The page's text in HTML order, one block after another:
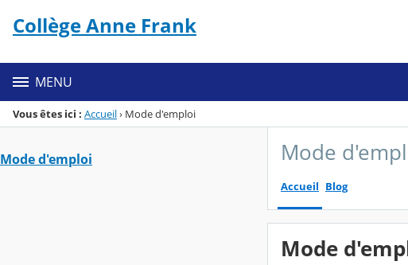
Menu de la rubrique
Contenu
Collège Anne Frank
MENU
Vous êtes ici : Accueil› Mode d'emploi
Mode d'emploi Mode
Accueil Blog
Mode